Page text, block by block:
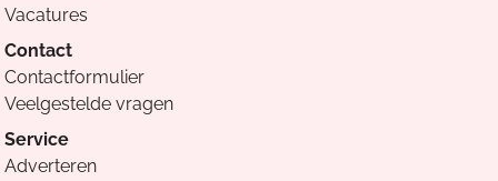
Vacatures
Contact
Contactformulier
Veelgestelde vragen
Service
Adverteren